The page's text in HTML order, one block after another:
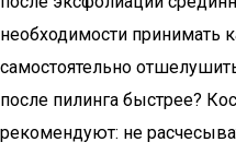
необходимости принимать
самостоятельно
после пилинга быстрее?
рекомендуют: не